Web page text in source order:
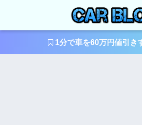
1分で車を60万円値引き